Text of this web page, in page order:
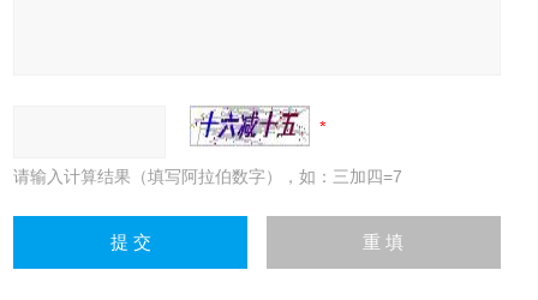
请输入计算结果（填写阿拉伯数字），如：三加四=7